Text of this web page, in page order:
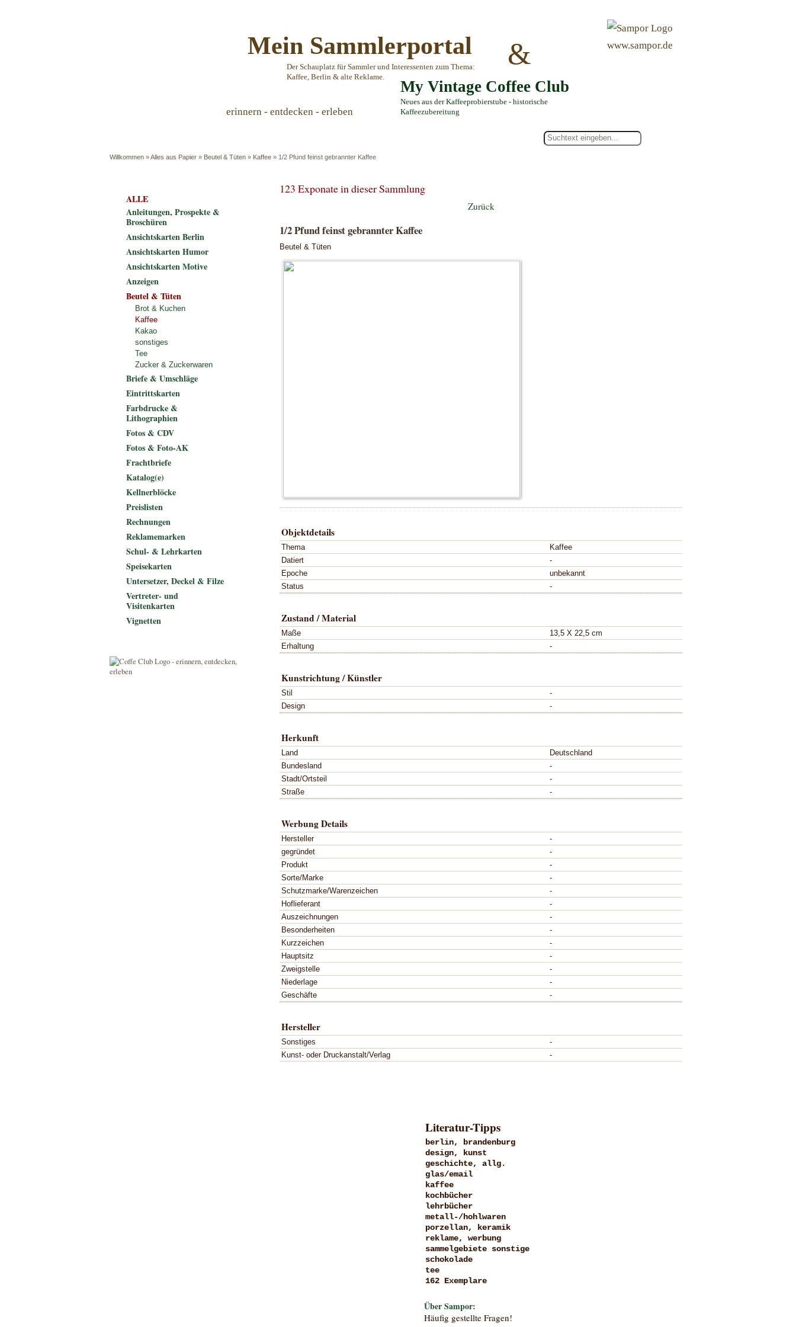
Mein Sammlerportal
Der Schauplatz für Sammler und Interessenten zum Thema:
Kaffee, Berlin & alte Reklame.
&
My Vintage Coffee Club
Neues aus der Kaffeeprobierstube - historische
Kaffeezubereitung
www.sampor.de
erinnern - entdecken - erleben
Willkommen »Alles aus Papier » Beutel & Tüten » Kaffee » 1/2 Pfund feinst gebrannter Kaffee
123 Exponate in dieser Sammlung
Zurück
1/2 Pfund feinst gebrannter Kaffee
Beutel & Tüten
Objektdetails
Thema
Kaffee
Datiert
-
Epoche
unbekannt
Status
-
Zustand / Material
Maße
13,5 X 22,5 cm
Erhaltung
-
Kunstrichtung / Künstler
Stil
-
Design
-
Herkunft
Land
Deutschland
Bundesland
-
Stadt/Ortsteil
-
Straße
-
Werbung Details
Hersteller
-
gegründet
-
Produkt
-
Sorte/Marke
-
Schutzmarke/Warenzeichen
-
Hoflieferant
-
Auszeichnungen
-
Besonderheiten
-
Kurzzeichen
-
Hauptsitz
-
Zweigstelle
-
Niederlage
-
Geschäfte
-
Hersteller
Sonstiges
-
Kunst- oder Druckanstalt/Verlag
-
ALLE
Anleitungen, Prospekte &
Broschüren
Ansichtskarten Berlin
Ansichtskarten Humor
Ansichtskarten Motive
Anzeigen
Beutel & Tüten
Brot & Kuchen
Kaffee
Kakao
sonstiges
Tee
Zucker & Zuckerwaren
Briefe & Umschläge
Eintrittskarten
Farbdrucke &
Lithographien
Fotos & CDV
Fotos & Foto-AK
Frachtbriefe
Katalog(e)
Kellnerblöcke
Preislisten
Rechnungen
Reklamemarken
Schul- & Lehrkarten
Speisekarten
Untersetzer, Deckel & Filze
Vertreter- und
Visitenkarten
Vignetten
Literatur-Tipps
berlin, brandenburg
design, kunst
geschichte, allg.
glas/email
kaffee
kochbücher
lehrbücher
metall-/hohlwaren
porzellan, keramik
reklame, werbung
sammelgebiete sonstige
schokolade
tee
162 Exemplare
Über Sampor:
Häufig gestellte Fragen!